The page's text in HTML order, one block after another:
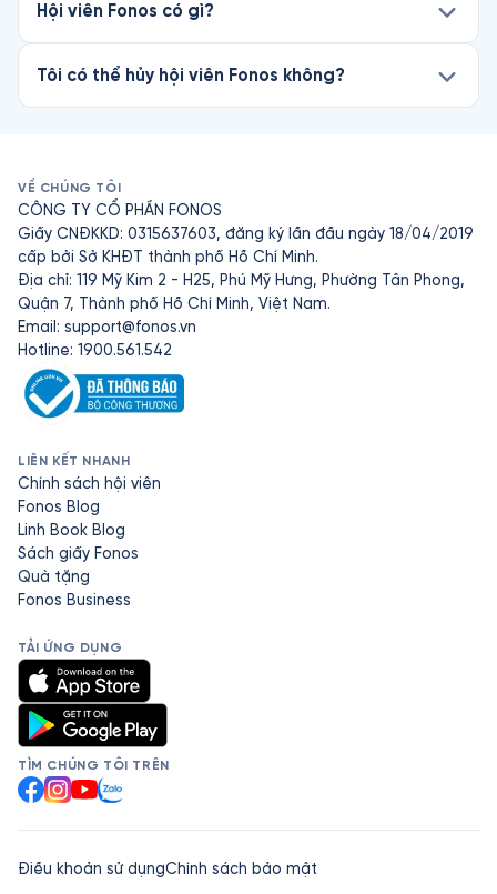
Hội viên Fonos có gì?
Tôi có thể hủy hội viên Fonos không?
VỀ CHÚNG TÔI
CÔNG TY CỔ PHẦN FONOS
Giấy CNĐKKD: 0315637603, đăng ký lần đầu ngày 18/04/2019
cấp bởi Sở KHĐT thành phố Hồ Chí Minh.
Địa chỉ: 119 Mỹ Kim 2 - H25, Phú Mỹ Hưng, Phường Tân Phong,
Quận 7, Thành phố Hồ Chí Minh, Việt Nam.
Email: support@fonos.vn
Hotline: 1900.561.542
LIÊN KẾT NHANH
Chính sách hội viên
Fonos Blog
Linh Book Blog
Sách giấy Fonos
Quà tặng
Fonos Business
TẢI ỨNG DỤNG
TÌM CHÚNG TÔI TRÊN
Facebook
Instagram
YouTube
Zalo
Điều khoản sử dụngChính sách bảo mật